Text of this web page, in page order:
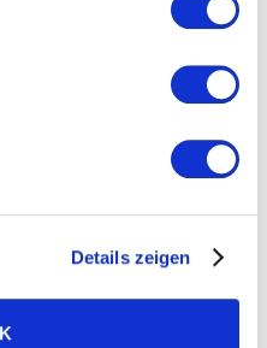
Details zeigen